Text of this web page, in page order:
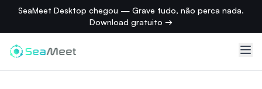
SeaMeet Desktop chegou — Grave tudo, não perca nada.
Download gratuito →